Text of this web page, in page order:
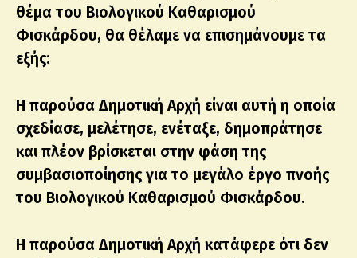
θέμα του Βιολογικού Καθαρισμού
Φισκάρδου, θα θέλαμε να επισημάνουμε τα
εξής:
Η παρούσα Δημοτική Αρχή είναι αυτή η οποία
σχεδίασε, μελέτησε, ενέταξε, δημοπράτησε
και πλέον βρίσκεται στην φάση της
συμβασιοποίησης για το μεγάλο έργο πνοής
του Βιολογικού Καθαρισμού Φισκάρδου.
Η παρούσα Δημοτική Αρχή κατάφερε ότι δεν